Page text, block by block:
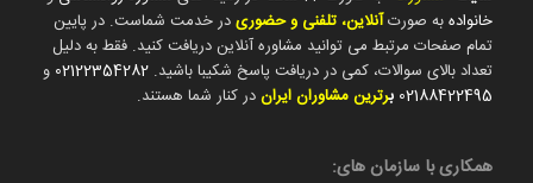
خانوادهبه صورتآنلاین، تلفنی و حضوریدر خدمت شماست. در پایین
تمام صفحات مرتبط می توانید مشاوره آنلاین دریافت کنید. فقط به دلیل
تعداد بالای سوالات، کمی در دریافت پاسخ شکیبا باشید. 02122354282 و
02188422495 برترین مشاوران ایراندر کنار شما هستند.
همکاری با سازمان های: